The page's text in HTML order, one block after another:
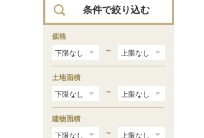
（7）
（4）
塩浜（4）
新正（3）
近鉄四日市
川原町（8）
阿倉川
霞ヶ浦
近鉄富田（7）
桑名
条件で絞り込む
価格
～
土地面積
～
建物面積
～